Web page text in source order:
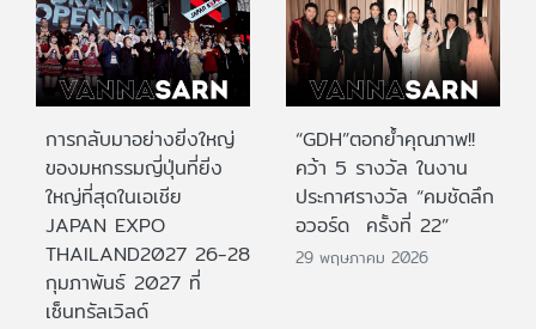
การกลับมาอย่างยิ่งใหญ่
ของมหกรรมญี่ปุ่นที่ยิ่ง
ใหญ่ที่สุดในเอเชีย
JAPAN EXPO
THAILAND2027 26-28
กุมภาพันธ์ 2027 ที่
เซ็นทรัลเวิลด์
“GDH”ตอกย้ำคุณภาพ!!
คว้า 5 รางวัล ในงาน
ประกาศรางวัล “คมชัดลึก
อวอร์ด ครั้งที่ 22”
29 พฤษภาคม 2026